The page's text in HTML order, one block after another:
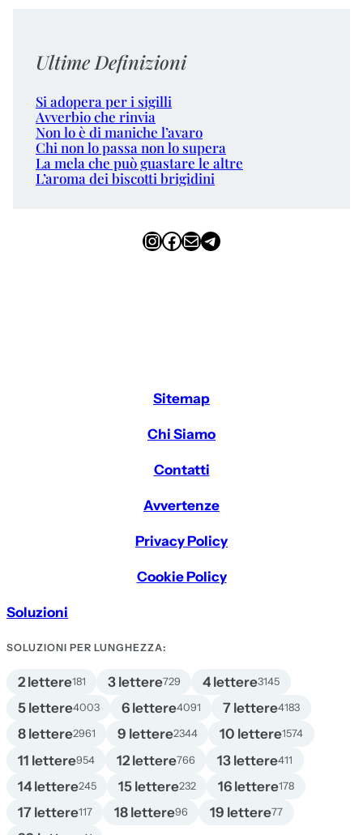
Ultime Definizioni
Si adopera per i sigilli
Avverbio che rinvia
Non lo è di maniche l’avaro
Chi non lo passa non lo supera
La mela che può guastare le altre
L’aroma dei biscotti brigidini
InstagramFacebook Email Telegram
Sitemap
Chi Siamo
Contatti
Avvertenze
Privacy Policy
Cookie Policy
Soluzioni
SOLUZIONI PER LUNGHEZZA:
2 lettere181 3 lettere729 4 lettere3145
5 lettere4003 6 lettere4091 7 lettere4183
8 lettere2961 9 lettere2344 10 lettere1574
11 lettere954 12 lettere766 13 lettere411
14 lettere245 15 lettere232 16 lettere178
17 lettere117 18 lettere96 19 lettere77